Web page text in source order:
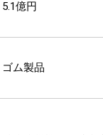
5.1億円
ゴム製品